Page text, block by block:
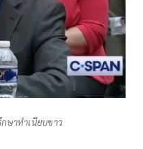
าทำเนียบขาว